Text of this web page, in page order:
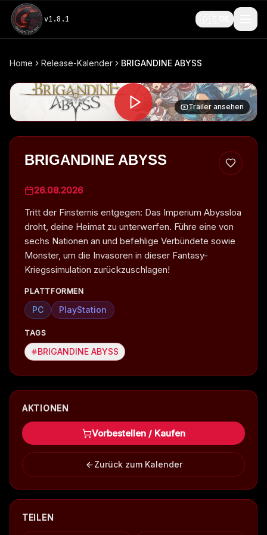
v1.8.1
Home Release-Kalender BRIGANDINE ABYSS
Trailer ansehen
BRIGANDINE ABYSS
26.08.2026
Tritt der Finsternis entgegen: Das Imperium Abyssloa
droht, deine Heimat zu unterwerfen. Führe eine von
sechs Nationen an und befehlige Verbündete sowie
Monster, um die Invasoren in dieser Fantasy-
Kriegssimulation zurückzuschlagen!
PLATTFORMEN
PC PlayStation
TAGS
BRIGANDINE ABYSS
AKTIONEN
Vorbestellen / Kaufen
Zurück zum Kalender
TEILEN